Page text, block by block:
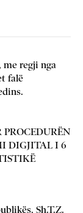
regji nga
falë
DIGJITAL I 6
Sh.T.Z.